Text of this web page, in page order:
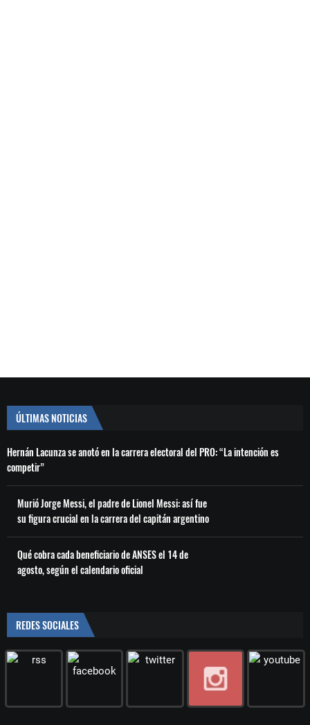
ÚLTIMAS NOTICIAS
Hernán Lacunza se anotó en la carrera electoral del PRO: “La intención es
competir”
Murió Jorge Messi, el padre de Lionel Messi: así fue
su figura crucial en la carrera del capitán argentino
Qué cobra cada beneficiario de ANSES el 14 de
agosto, según el calendario oficial
REDES SOCIALES